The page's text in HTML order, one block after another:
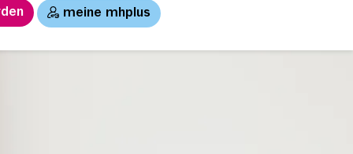
meine mhplus